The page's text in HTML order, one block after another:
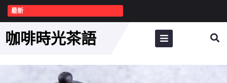
最新
咖啡時光茶語